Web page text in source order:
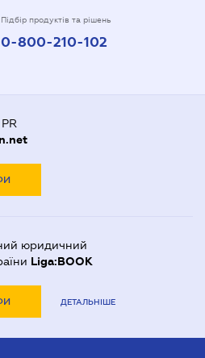
Підбір продуктів та рішень
0-800-210-102
юридичний
Liga:BOOK
ДЕТАЛЬНІШЕ